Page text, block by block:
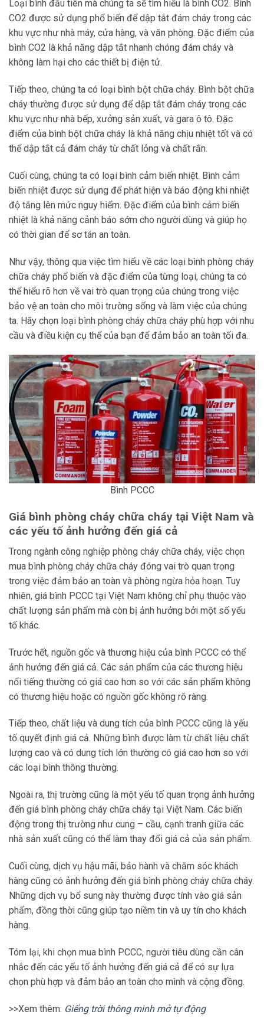
Loại bình đầu tiên mà chúng ta sẽ tìm hiểu là bình CO2. Bình
CO2 được sử dụng phổ biến để dập tắt đám cháy trong các
khu vực như nhà máy, cửa hàng, và văn phòng. Đặc điểm của
bình CO2 là khả năng dập tắt nhanh chóng đám cháy và
không làm hại cho các thiết bị điện tử.
Tiếp theo, chúng ta có loại bình bột chữa cháy. Bình bột chữa
cháy thường được sử dụng để dập tắt đám cháy trong các
khu vực như nhà bếp, xưởng sản xuất, và gara ô tô. Đặc
điểm của bình bột chữa cháy là khả năng chịu nhiệt tốt và có
thể dập tắt cả đám cháy từ chất lỏng và chất rắn.
Cuối cùng, chúng ta có loại bình cảm biến nhiệt. Bình cảm
biến nhiệt được sử dụng để phát hiện và báo động khi nhiệt
độ tăng lên mức nguy hiểm. Đặc điểm của bình cảm biến
nhiệt là khả năng cảnh báo sớm cho người dùng và giúp họ
có thời gian để sơ tán an toàn.
Như vậy, thông qua việc tìm hiểu về các loại bình phòng cháy
chữa cháy phổ biến và đặc điểm của từng loại, chúng ta có
thể hiểu rõ hơn về vai trò quan trọng của chúng trong việc
bảo vệ an toàn cho môi trường sống và làm việc của chúng
ta. Hãy chọn loại bình phòng cháy chữa cháy phù hợp với nhu
cầu và điều kiện cụ thể của bạn để đảm bảo an toàn tối đa.
Bình PCCC
Giá bình phòng cháy chữa cháy tại Việt Nam và
các yếu tố ảnh hưởng đến giá cả
Trong ngành công nghiệp phòng cháy chữa cháy, việc chọn
mua bình phòng cháy chữa cháy đóng vai trò quan trọng
trong việc đảm bảo an toàn và phòng ngừa hỏa hoạn. Tuy
nhiên, giá bình PCCC tại Việt Nam không chỉ phụ thuộc vào
chất lượng sản phẩm mà còn bị ảnh hưởng bởi một số yếu
tố khác.
Trước hết, nguồn gốc và thương hiệu của bình PCCC có thể
ảnh hưởng đến giá cả. Các sản phẩm của các thương hiệu
nổi tiếng thường có giá cao hơn so với các sản phẩm không
có thương hiệu hoặc có nguồn gốc không rõ ràng.
Tiếp theo, chất liệu và dung tích của bình PCCC cũng là yếu
tố quyết định giá cả. Những bình được làm từ chất liệu chất
lượng cao và có dung tích lớn thường có giá cao hơn so với
các loại bình thông thường.
Ngoài ra, thị trường cũng là một yếu tố quan trọng ảnh hưởng
đến giá bình phòng cháy chữa cháy tại Việt Nam. Các biến
động trong thị trường như cung – cầu, cạnh tranh giữa các
nhà sản xuất cũng có thể làm thay đổi giá cả của sản phẩm.
Cuối cùng, dịch vụ hậu mãi, bảo hành và chăm sóc khách
hàng cũng có ảnh hưởng đến giá bình phòng cháy chữa cháy.
Những dịch vụ bổ sung này thường được tính vào giá sản
phẩm, đồng thời cũng giúp tạo niềm tin và uy tín cho khách
hàng.
Tóm lại, khi chọn mua bình PCCC, người tiêu dùng cần cân
nhắc đến các yếu tố ảnh hưởng đến giá cả để có sự lựa
chọn phù hợp và đảm bảo an toàn cho mình và cộng đồng.
>>Xem thêm: Giếng trời thông minh mở tự động